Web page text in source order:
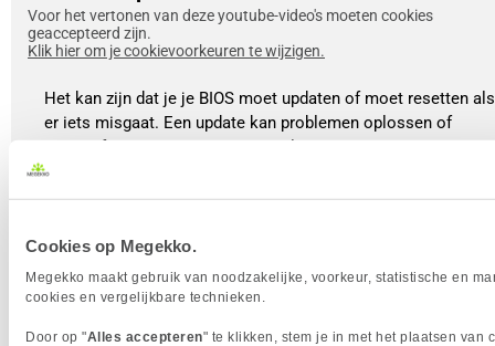
Cookies op Megekko.
Megekko maakt gebruik van noodzakelijke, voorkeur, statistische en
cookies en vergelijkbare technieken.
Door op "Alles accepteren" te klikken, stem je in met het plaatsen van
Het kan zijn dat je je BIOS moet updaten of moet resetten als
er iets misgaat. Een update kan problemen oplossen of
nieuwe functies toevoegen, terwijl een reset je BIOS terugzet
naar de fabrieksinstellingen. Er zijn verschillende manieren
om dit te doen: sommigen moederboerden hebben een Reset
manier is om de batterij van je moederbord te verwijderen en
na een korte pauze weer terug te plaatsen. De laatste manier
is door de JBAT-pins te kortsluiten met een schroevendraaier
en kom je weer in de first time bootup, waar alles weer terug
Voor het vertonen van deze youtube-video's moeten cookies
geaccepteerd zijn.
Klik hier om je cookievoorkeuren te wijzigen.